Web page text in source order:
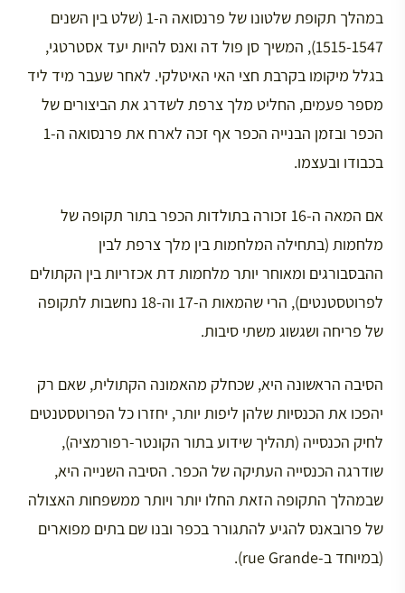
במהלך תקופת שלטונו של פרנסואה ה-1 (שלט בין השנים
1515-1547), המשיך סן פול דה ואנס להיות יעד אסטרטגי,
בגלל מיקומו בקרבת חצי האי האיטלקי. לאחר שעבר מיד ליד
מספר פעמים, החליט מלך צרפת לשדרג את הביצורים של
הכפר ובזמן הבנייה הכפר אף זכה לארח את פרנסואה ה-1
בכבודו ובעצמו.
אם המאה ה-16 זכורה בתולדות הכפר בתור תקופה של
מלחמות (בתחילה המלחמות בין מלך צרפת לבין
ההבסבורגים ומאוחר יותר מלחמות דת אכזריות בין הקתולים
לפרוטסטנטים), הרי שהמאות ה-17 וה-18 נחשבות לתקופה
של פריחה ושגשוג משתי סיבות.
הסיבה הראשונה היא, שכחלק מהאמונה הקתולית, שאם רק
יהפכו את הכנסיות שלהן ליפות יותר, יחזרו כל הפרוטסטנטים
לחיק הכנסייה (תהליך שידוע בתור הקונטר-רפורמציה),
שודרגה הכנסייה העתיקה של הכפר. הסיבה השנייה היא,
שבמהלך התקופה הזאת החלו יותר ויותר ממשפחות האצולה
של פרובאנס להגיע להתגורר בכפר ובנו שם בתים מפוארים
(במיוחד ב-rue Grande).